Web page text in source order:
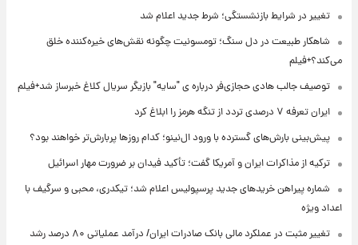
تغییر در شرایط بازنشستگی؛ شرط جدید اعلام شد
شاهکار طبیعت در دل سنگ؛ تومسونیت چگونه نقش‌های خیره‌کننده خلق
می‌کند؟+فیلم
توصیف جالب هادی حجازی‌فر درباره ی "سایه" بازیگر سریال کلاغ خبرساز شد+فیلم
ایران تعرفه ۷ درصدی تردد از تنگه هرمز را ابلاغ کرد
پیش‌بینی بارش‌های گسترده با ورود ال‌نینو؛ کدام روزها پربارش‌تر خواهند بود؟
ترکیه از مذاکرات ایران و آمریکا گفت؛ تأکید فیدان بر ضرورت مهار اسرائیل
شماره پیراهن خریدهای جدید پرسپولیس اعلام شد؛ تیکدری، محبی و سرگیف با
اعداد ویژه
تغییر مثبت در عملکرد مالی بانک صادرات ایران/ درآمد عملیاتی ۸۰ درصد رشد